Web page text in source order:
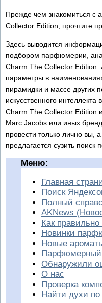
Прежде чем знакомиться с
Collector Edition, прочтите
Здесь выводится
подбором парфюмерии,
Charm The Collector Edition.
параметры в
пирамидки и массе других
искусственного
Charm The Collector Edition
Marc Jacobs или иных
провести только лично вы,
предлагается сузить поиск
Меню:
Главная
Поиск
Полный
AKNews
Как
Новинки
Новые
Парфюмерный
Обнаружили
О нас
Проверка
Найти духи